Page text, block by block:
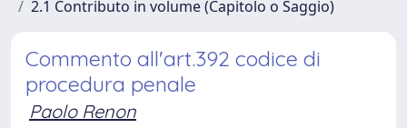
2.1 Contributo in volume (Capitolo o Saggio)
Commento all'art.392 codice di
procedura penale
Paolo Renon